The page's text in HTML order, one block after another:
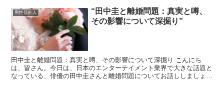
男性芸能人
“田中圭と離婚問題：真実と噂、
その影響について深掘り”
田中圭と離婚問題：真実と噂、その影響について深掘り こんにち
は、皆さん。今日は、日本のエンターテイメント業界で大きな話題と
なっている、俳優の田中圭さんと離婚問題についてお話ししましょ